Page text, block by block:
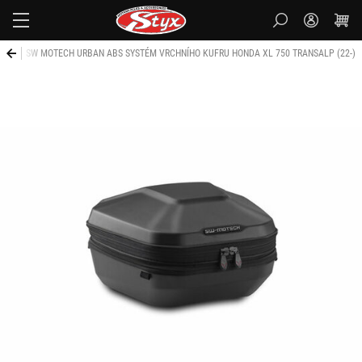
SW MOTECH URBAN ABS SYSTÉM VRCHNÍHO KUFRU HONDA XL 750 TRANSALP (22-)